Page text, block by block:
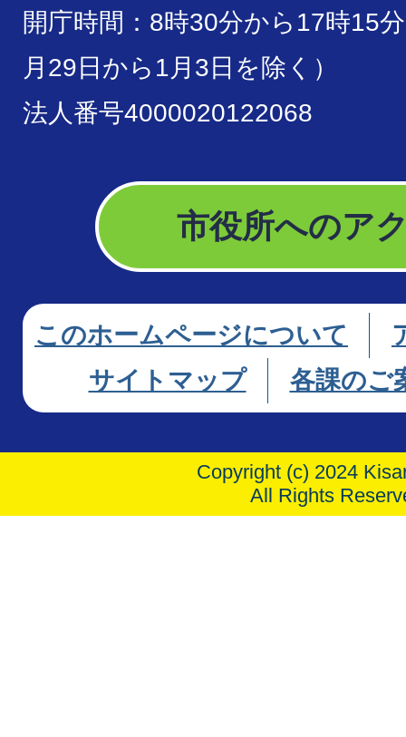
開庁時間：8時30分から17時15
月29日から1月3日を除く）
法人番号4000020122068
市役所へのア
このホームページについて
サイトマップ
各課のご
Copyright (c) 2024
All Rights